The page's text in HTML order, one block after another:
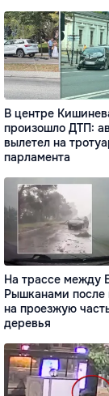
В центре
произошло ДТП:
вылетел на
парламента
На трассе между
Рышканами после
на проезжую
деревья